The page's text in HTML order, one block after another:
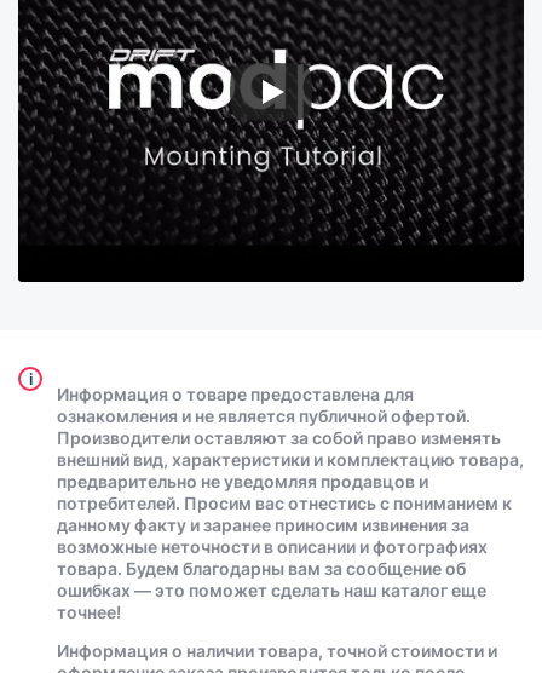
i
Информация о товаре предоставлена для
ознакомления и не является публичной офертой.
Производители оставляют за собой право изменять
внешний вид, характеристики и комплектацию товара,
предварительно не уведомляя продавцов и
потребителей. Просим вас отнестись с пониманием к
данному факту и заранее приносим извинения за
возможные неточности в описании и фотографиях
товара. Будем благодарны вам за сообщение об
ошибках — это поможет сделать наш каталог еще
точнее!
Информация о наличии товара, точной стоимости и